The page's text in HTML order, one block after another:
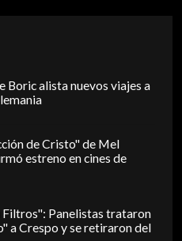
Boric alista nuevos viajes a
de Cristo" de Mel
estreno en cines de
Filtros": Panelistas trataron
a Crespo y se retiraron del